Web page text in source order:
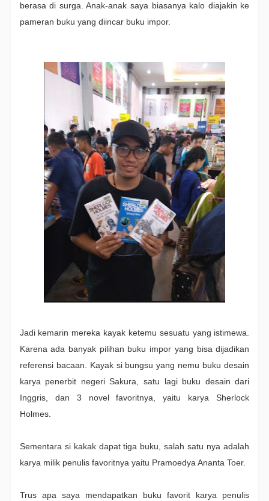
berasa di surga. Anak-anak saya biasanya kalo diajakin ke
pameran buku yang diincar buku impor.
Jadi kemarin mereka kayak ketemu sesuatu yang istimewa.
Karena ada banyak pilihan buku impor yang bisa dijadikan
referensi bacaan. Kayak si bungsu yang nemu buku desain
karya penerbit negeri Sakura, satu lagi buku desain dari
Inggris, dan 3 novel favoritnya, yaitu karya Sherlock
Holmes.
Sementara si kakak dapat tiga buku, salah satu nya adalah
karya milik penulis favoritnya yaitu Pramoedya Ananta Toer.
Trus apa saya mendapatkan buku favorit karya penulis